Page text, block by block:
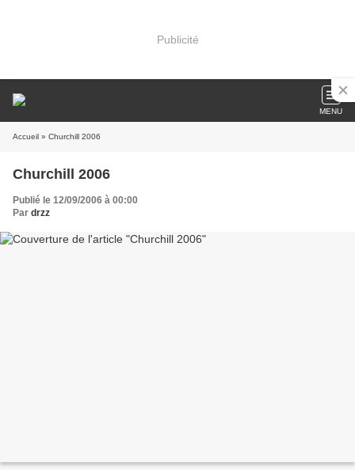
Publicité
MENU
Accueil » Churchill 2006
Churchill 2006
Publié le 12/09/2006 à 00:00
Par drzz